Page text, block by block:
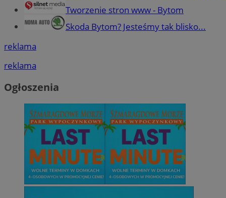
Tworzenie stron www - Bytom
Skoda Bytom? Jesteśmy tak blisko...
reklama
reklama
Ogłoszenia